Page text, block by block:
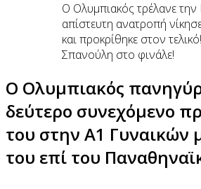
Ο Ολυμπιακός τρέλανε
απίστευτη ανατροπή
και προκρίθηκε στον
Σπανούλη στο φινάλε!
Ο Ολυμπιακός
δεύτερο συνεχόμενο
του στην Α1 Γυναικών
του επί του